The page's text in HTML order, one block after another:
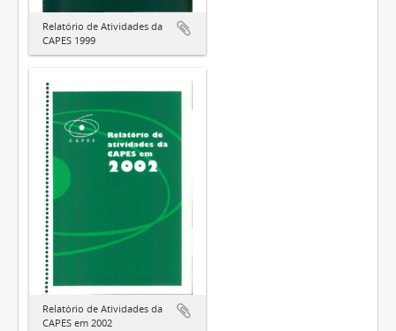
Relatório de Atividades da
CAPES 1999
Relatório de Atividades da
CAPES em 2002